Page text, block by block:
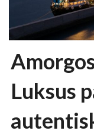
Luksus